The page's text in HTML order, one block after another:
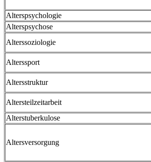
Alterspsychologie
Alterspsychose
Alterssoziologie
Alterssport
Altersstruktur
Altersteilzeitarbeit
Alterstuberkulose
Altersversorgung